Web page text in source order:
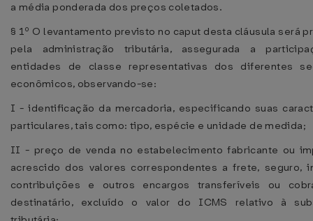
a média ponderada dos preços coletados.
§ 1º O levantamento previsto no caput desta cláusula será
pela administração tributária, assegurada a
entidades de classe representativas dos diferentes
econômicos, observando-se:
I - identificação da mercadoria, especificando suas
particulares, tais como: tipo, espécie e unidade de medida;
II - preço de venda no estabelecimento fabricante ou
acrescido dos valores correspondentes a frete, seguro,
contribuições e outros encargos transferíveis ou
destinatário, excluído o valor do ICMS relativo à